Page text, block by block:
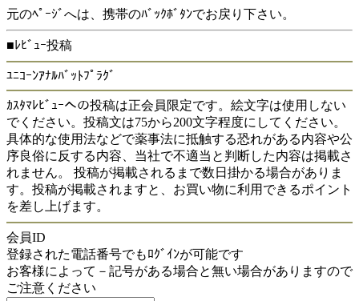
元のﾍﾟｰｼﾞへは、携帯のﾊﾞｯｸﾎﾞﾀﾝでお戻り下さい。
■ﾚﾋﾞｭｰ投稿
ﾕﾆｺｰﾝｱﾅﾙﾊﾞｯﾄﾌﾟﾗｸﾞ
ｶｽﾀﾏﾚﾋﾞｭｰへの投稿は正会員限定です。絵文字は使用しない
でください。投稿文は75から200文字程度にしてください。
具体的な使用法などで薬事法に抵触する恐れがある内容や公
序良俗に反する内容、当社で不適当と判断した内容は掲載さ
れません。 投稿が掲載されるまで数日掛かる場合がありま
す。投稿が掲載されますと、お買い物に利用できるポイント
を差し上げます。
会員ID
登録された電話番号でもﾛｸﾞｲﾝが可能です
お客様によって－記号がある場合と無い場合がありますので
ご注意ください